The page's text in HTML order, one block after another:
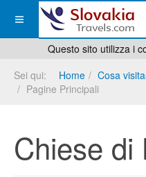
Questo sito utilizza i
Sei qui:
Home Cosa
Pagine Principali
Chiese di